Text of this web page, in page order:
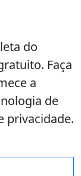
do
Faça
a
de
privacidade.